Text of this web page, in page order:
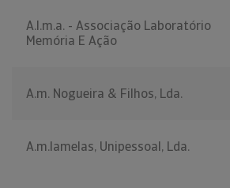
A.l.m.a. - Associação Laboratório
Memória E Ação
A.m. Nogueira & Filhos, Lda.
A.m.lamelas, Unipessoal, Lda.